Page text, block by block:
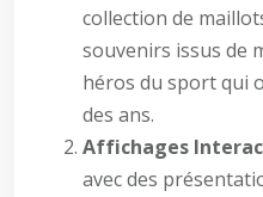
collection de
souvenirs issus de
héros du sport qui
des ans.
Affichages
avec des